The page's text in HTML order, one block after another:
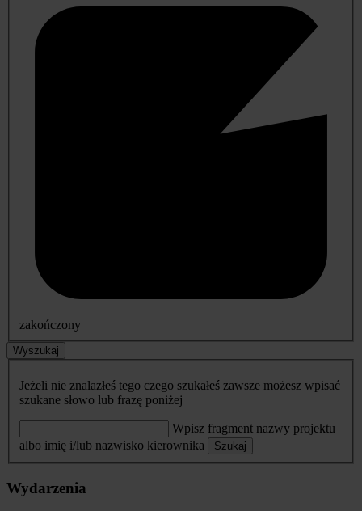
zakończony
Wyszukaj
Jeżeli nie znalazłeś tego czego szukałeś zawsze możesz wpisać
szukane słowo lub frazę poniżej
Wpisz fragment nazwy projektu
albo imię i/lub nazwisko kierownika
Szukaj
Wydarzenia